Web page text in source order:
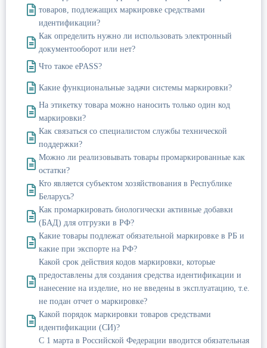
товаров, подлежащих маркировке средствами
идентификации?
Как определить нужно ли использовать электронный
документооборот или нет?
Что такое ePASS?
Какие функциональные задачи системы маркировки?
На этикетку товара можно наносить только один код
маркировки?
Как связаться со специалистом службы технической
поддержки?
Можно ли реализовывать товары промаркированные как
остатки?
Кто является субъектом хозяйствования в Республике
Беларусь?
Как промаркировать биологически активные добавки
(БАД) для отгрузки в РФ?
Какие товары подлежат обязательной маркировке в РБ и
какие при экспорте на РФ?
Какой срок действия кодов маркировки, которые
предоставлены для создания средства идентификации и
нанесение на изделие, но не введены в эксплуатацию, т.е.
не подан отчет о маркировке?
Какой порядок маркировки товаров средствами
идентификации (СИ)?
С 1 марта в Российской Федерации вводится обязательная